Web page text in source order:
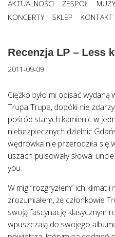
AKTUALNOŚCI ZESPÓŁ
KONCERTY
SKLEP KONTAKT
Recenzja LP – Less
2011-09-09
Ciężko było mi opisać wydaną
Trupa Trupa, dopóki nie
pośród starych kamienic w
niebezpiecznych dzielnic
wędrówka nie przerodziła się
uszach pulsowały słowa:
you.
W mig “rozgryzłem” ich klimat i
zrozumiałem, że członkowie
swoją fascynację klasycznym
wpuszczają do swojego